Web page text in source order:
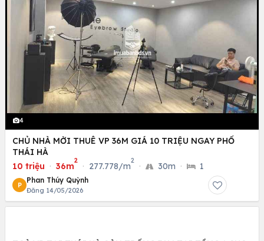
4
CHỦ NHÀ MỜI THUÊ VP 36M GIÁ 10 TRIỆU NGAY PHỐ
THÁI HÀ
10 triệu · 36m
2
· 277.778/m
2
· 30m · 1
P
Phan Thúy Quỳnh
Đăng 14/05/2026